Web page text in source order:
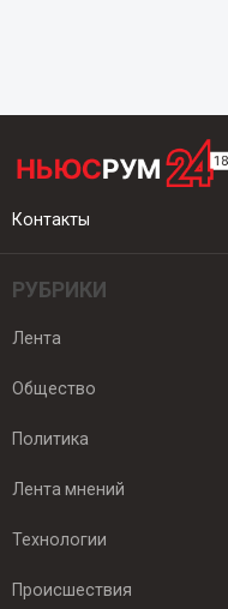
Контакты
РУБРИКИ
Лента
Общество
Политика
Лента мнений
Технологии
Происшествия